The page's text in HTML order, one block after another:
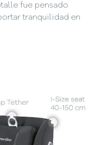
fue pensado
tranquilidad en